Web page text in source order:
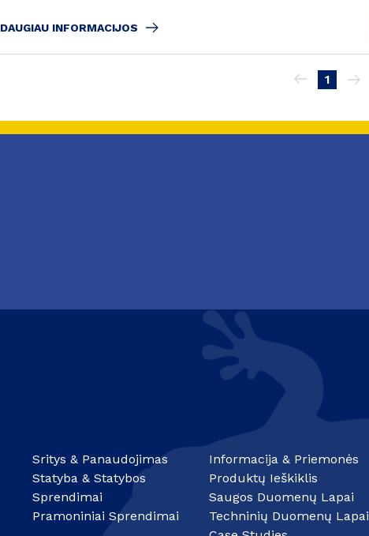
DAUGIAU INFORMACIJOS
1
Sritys & Panaudojimas
Statyba & Statybos
Sprendimai
Pramoniniai Sprendimai
Informacija & Priemonės
Produktų Ieškiklis
Saugos Duomenų Lapai
Techninių Duomenų Lapai